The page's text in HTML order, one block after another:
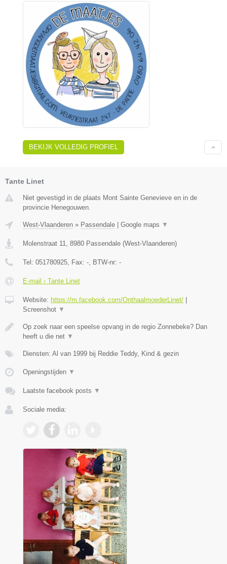
BEKIJK VOLLEDIG PROFIEL
Tante Linet
Niet gevestigd in de plaats Mont Sainte Genevieve en in de
provincie Henegouwen.
West-Vlaanderen » Passendale | Google maps ▼
Molenstraat 11 8980 Passendale (West-Vlaanderen)
Tel: 051780925 , Fax: - , BTW-nr: -
E-mail › Tante Linet
Website: https://m.facebook.com/OnthaalmoederLinet/ |
Screenshot ▼
Op zoek naar een speelse opvang in de regio Zonnebeke? Dan
heeft u die net ▼
Diensten: Al van 1999 bij Reddie Teddy, Kind & gezin
Openingstijden ▼
Laatste facebook posts ▼
Sociale media: